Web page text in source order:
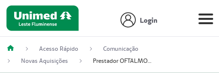
Login
Acesso Rápido
Comunicação
Novas Aquisições
Prestador OFTALMOCLÍNICA SÃO GONÇALO (55004164-2)